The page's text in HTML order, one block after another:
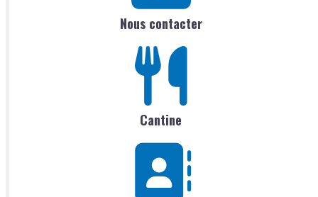
Nous contacter
Cantine